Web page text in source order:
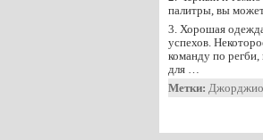
палитры, вы
3. Хорошая
успехов.
команду по
для …
Метки: